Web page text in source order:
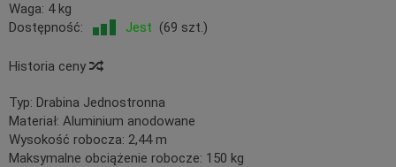
Waga: 4kg
Dostępność:
Jest (69 szt.)
Historia ceny
Typ: Drabina Jednostronna
Materiał: Aluminium anodowane
Wysokość robocza: 2,44 m
Maksymalne obciążenie robocze: 150 kg